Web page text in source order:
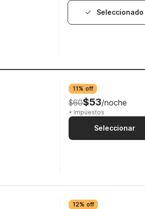
Seleccionado
11% off
$60$53/noche
+ Impuestos
Seleccionar
12% off